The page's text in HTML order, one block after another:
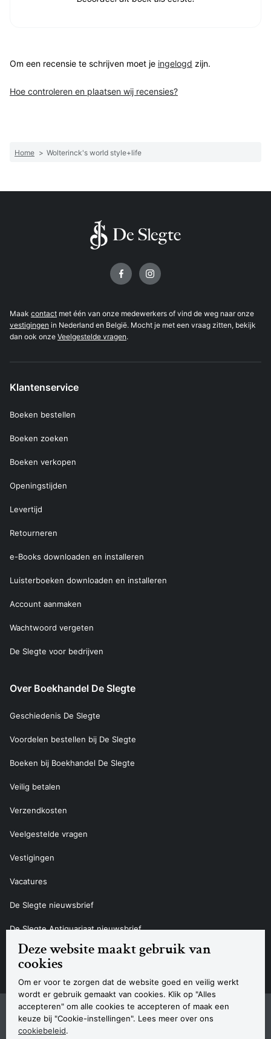
Deze website maakt gebruik van
cookies
Om er voor te zorgen dat de website goed en veilig werkt
wordt er gebruik gemaakt van cookies. Klik op "Alles
accepteren" om alle cookies te accepteren of maak een
keuze bij "Cookie-instellingen". Lees meer over ons
cookiebeleid.
Om een recensie te schrijven moet je ingelogd zijn.
Hoe controleren en plaatsen wij recensies?
Home > Wolterinck's world style+life
Maak contact met één van onze medewerkers of vind de weg naar onze
vestigingen in Nederland en België. Mocht je met een vraag zitten, bekijk
dan ook onze Veelgestelde vragen.
Klantenservice
Boeken bestellen
Boeken zoeken
Boeken verkopen
Openingstijden
Levertijd
Retourneren
e-Books downloaden en installeren
Luisterboeken downloaden en installeren
Account aanmaken
Wachtwoord vergeten
De Slegte voor bedrijven
Over Boekhandel De Slegte
Geschiedenis De Slegte
Voordelen bestellen bij De Slegte
Boeken bij Boekhandel De Slegte
Veilig betalen
Verzendkosten
Veelgestelde vragen
Vestigingen
Vacatures
De Slegte nieuwsbrief
De Slegte Antiquariaat nieuwsbrief
Contact
Navigatie
SitemapPrivacyverklaring CookieverklaringAlgemene voorwaardenDisclaimer
Contact